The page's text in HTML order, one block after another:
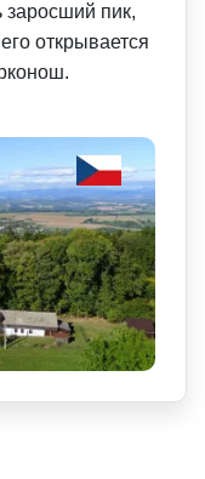
заросший пик,
открывается